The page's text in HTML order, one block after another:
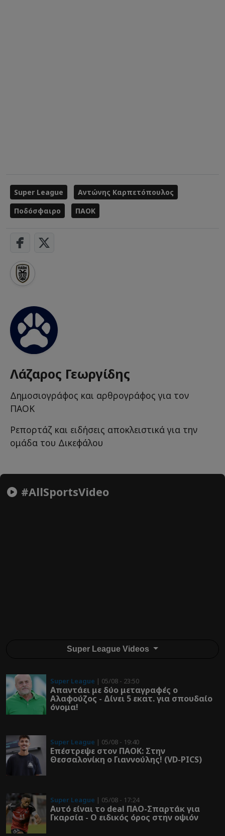
Super League
Αντώνης Καρπετόπουλος
Ποδόσφαιρο
ΠΑΟΚ
Λάζαρος Γεωργίδης
Δημοσιογράφος και αρθρογράφος για τον
ΠΑΟΚ
Ρεπορτάζ και ειδήσεις αποκλειστικά για την
ομάδα του Δικεφάλου
#AllSportsVideo
Super League Videos
Super League | 05/08 - 23:50
Απαντάει με δύο μεταγραφές ο
Αλαφούζος - Δίνει 5 εκατ. για σπουδαίο
όνομα!
Super League | 05/08 - 19:40
Επέστρεψε στον ΠΑOK: Στην
Θεσσαλονίκη ο Γιαννούλης! (VD-PICS)
Super League | 05/08 - 17:24
Αυτό είναι το deal ΠΑΟ-Σπαρτάκ για
Γκαρσία - Ο ειδικός όρος στην οψιόν